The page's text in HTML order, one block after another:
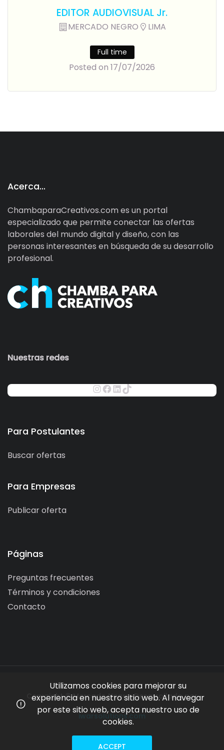
EDITOR AUDIOVISUAL Jr.
MERCADO NEGRO LIMA
Full time
Posted on 17/07/2026
Acerca…
ChambaparaCreativos.com es un portal
especializado que permite conectar las ofertas
laborales del mundo digital y diseño, con las
personas interesantes en búsqueda de su desarrollo
profesional.
Nuestras redes
Para Postulantes
Buscar ofertas
Para Empresas
Publicar oferta
Páginas
Preguntas frecuentes
Términos y condiciones
Contacto
Copyright © Mercado Negro. Desarrollado por
iwarsolutions.com
Utilizamos cookies para mejorar su
experiencia en nuestro sitio web. Al navegar
por este sitio web, acepta nuestro uso de
cookies.
ACCEPT